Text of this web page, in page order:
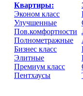
Квартиры:
Эконом класс
Улучшенные
Пов.комфортности
Полнометражные
Бизнес класс
Элитные
Премиум класс
Пентхаусы